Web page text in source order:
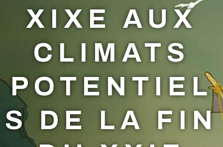
XIXE AUX
CLIMATS
POTENTIEL
S DE LA FIN